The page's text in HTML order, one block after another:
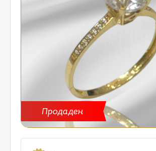
Продаден